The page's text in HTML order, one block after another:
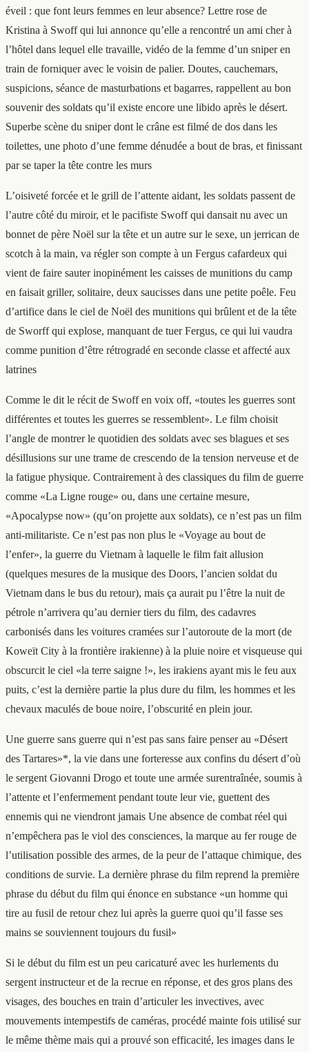
éveil : que font leurs femmes en leur absence? Lettre rose de
Kristina à Swoff qui lui annonce qu’elle a rencontré un ami cher à
l’hôtel dans lequel elle travaille, vidéo de la femme d’un sniper en
train de forniquer avec le voisin de palier. Doutes, cauchemars,
suspicions, séance de masturbations et bagarres, rappellent au bon
souvenir des soldats qu’il existe encore une libido après le désert.
Superbe scène du sniper dont le crâne est filmé de dos dans les
toilettes, une photo d’une femme dénudée a bout de bras, et finissant
par se taper la tête contre les murs
L’oisiveté forcée et le grill de l’attente aidant, les soldats passent de
l’autre côté du miroir, et le pacifiste Swoff qui dansait nu avec un
bonnet de père Noël sur la tête et un autre sur le sexe, un jerrican de
scotch à la main, va régler son compte à un Fergus cafardeux qui
vient de faire sauter inopinément les caisses de munitions du camp
en faisait griller, solitaire, deux saucisses dans une petite poêle. Feu
d’artifice dans le ciel de Noël des munitions qui brûlent et de la tête
de Sworff qui explose, manquant de tuer Fergus, ce qui lui vaudra
comme punition d’être rétrogradé en seconde classe et affecté aux
latrines
Comme le dit le récit de Swoff en voix off, «toutes les guerres sont
différentes et toutes les guerres se ressemblent». Le film choisit
l’angle de montrer le quotidien des soldats avec ses blagues et ses
désillusions sur une trame de crescendo de la tension nerveuse et de
la fatigue physique. Contrairement à des classiques du film de guerre
comme «La Ligne rouge» ou, dans une certaine mesure,
«Apocalypse now» (qu’on projette aux soldats), ce n’est pas un film
anti-militariste. Ce n’est pas non plus le «Voyage au bout de
l’enfer», la guerre du Vietnam à laquelle le film fait allusion
(quelques mesures de la musique des Doors, l’ancien soldat du
Vietnam dans le bus du retour), mais ça aurait pu l’être la nuit de
pétrole n’arrivera qu’au dernier tiers du film, des cadavres
carbonisés dans les voitures cramées sur l’autoroute de la mort (de
Koweït City à la frontière irakienne) à la pluie noire et visqueuse qui
obscurcit le ciel «la terre saigne !», les irakiens ayant mis le feu aux
puits, c’est la dernière partie la plus dure du film, les hommes et les
chevaux maculés de boue noire, l’obscurité en plein jour.
Une guerre sans guerre qui n’est pas sans faire penser au «Désert
des Tartares»*, la vie dans une forteresse aux confins du désert d’où
le sergent Giovanni Drogo et toute une armée surentraînée, soumis à
l’attente et l’enfermement pendant toute leur vie, guettent des
ennemis qui ne viendront jamais Une absence de combat réel qui
n’empêchera pas le viol des consciences, la marque au fer rouge de
l’utilisation possible des armes, de la peur de l’attaque chimique, des
conditions de survie. La dernière phrase du film reprend la première
phrase du début du film qui énonce en substance «un homme qui
tire au fusil de retour chez lui après la guerre quoi qu’il fasse ses
mains se souviennent toujours du fusil»
Si le début du film est un peu caricaturé avec les hurlements du
sergent instructeur et de la recrue en réponse, et des gros plans des
visages, des bouches en train d’articuler les invectives, avec
mouvements intempestifs de caméras, procédé mainte fois utilisé sur
le même thème mais qui a prouvé son efficacité, les images dans le